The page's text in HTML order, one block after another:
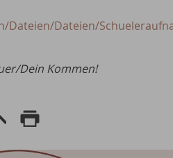
Dateien/Dateien/
Dein Kommen!